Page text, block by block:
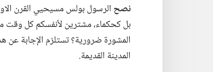
نصحالرسول بولس مسيحيي القرن
بل كحكماء،‏ مشترين لأنفسكم كل وقت
المشورة ضرورية؟‏ تستلزم الإجابة عن
المدينة القديمة.‏